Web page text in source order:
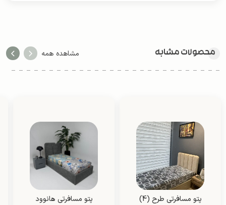
محصولات مشابه مشاهده همه
پتو مسافرتی طرح (4)
پتو مسافرتی هانوود